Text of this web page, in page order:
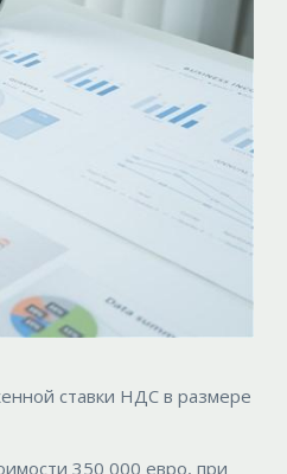
ставки НДС в размере
350 000 евро, при